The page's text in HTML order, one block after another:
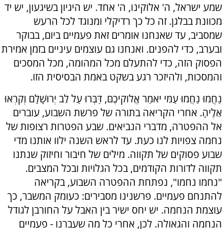
שמע ישראל, ה' אלוקינו, ה' אחד. יש היגיון בשיגעון, יש יד
מכוונת בבלגן. זה כל כך רדיקלי ומנוגד לכל הרעש
שמסביב, עד שאנחנו אומרים זאת פעמיים ביום, בבוקר
ובערב, כדי להפנים. ואנחנו גם עוצמים עיניים בזמן אמירת
הפסוק הזה, כדי להתעלם מכל המהומה, מכל המסכים
והמסכות, ולהיזכר רגע בשקט באמת הבסיסית הזו.
נַחֲמוּ נַחֲמוּ עַמִּי יֹאמַר אֱלֹוקיכֶםּ, דַּבְּרוּ עַל לֵב יְרוּשָׁלַ͏ִם וְקִרְאוּ
אֵלֶיהָ. אחרי הקריאה בתורה של פרשת השבוע, עוברים
אל ההפטרה, מדברי הנביאים. שבע הפטרות רצופות של
נחמה צפויות לנו כעת. עד לראש השנה ילוו אותנו מדי
שבוע פסוקים של תקווה. מילים של חיבור וחיזוק שנתנו
תקווה לדורות הקודמים, בכל הגלויות ובכל המצבים.
"נחמו נחמו", נפתחת ההפטרה השבוע, בקריאה
להתנחם פעמיים. פרשנינו מסבירים: כעומק המשבר, כך
עוצמת הנחמה. יש יחס ישיר בין האבל על החורבן לגודל
הנחמה והגאולה. לכן, אחרי כל מה שעברנו - פעמיים